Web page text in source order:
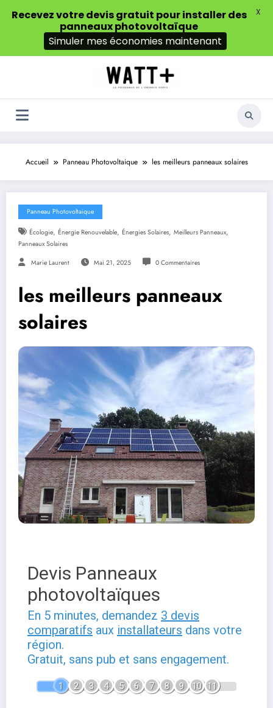
Accueil Panneau Photovoltaique les meilleurs panneaux solaires
Panneau Photovoltaique
Écologie, Énergie Renouvelable, Énergies Solaires, Meilleurs Panneaux,
Panneaux Solaires
Marie Laurent Mai 21, 2025 0 Commentaires
les meilleurs panneaux
solaires
Devis Panneaux
photovoltaïques
En 5 minutes, demandez 3 devis
comparatifs aux installateurs dans votre
région.
Gratuit, sans pub et sans engagement.
1 2 3 4 5 6 7 8 9 10 11
Recevez votre devis gratuit pour installer des
panneaux photovoltaïque
Simuler mes économies maintenant
X